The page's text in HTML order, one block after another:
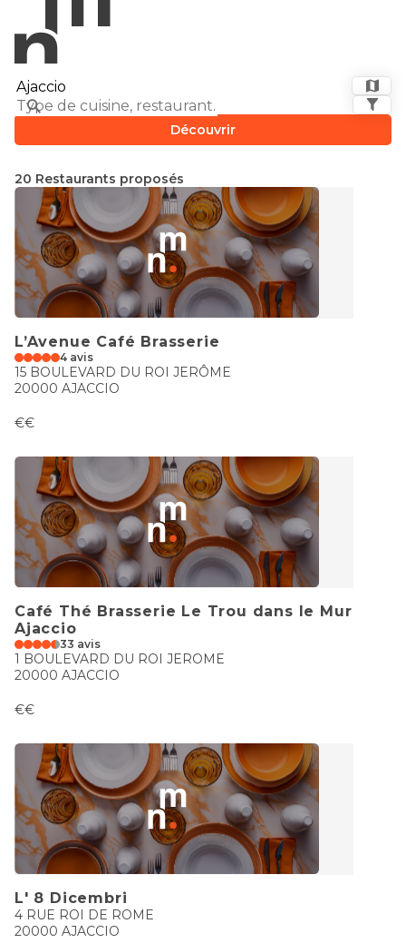
Découvrir
20 Restaurants proposés
L’Avenue Café Brasserie
4 avis
15 BOULEVARD DU ROI JERÔME
20000 AJACCIO
€€
Café Thé Brasserie Le Trou dans le Mur
Ajaccio
33 avis
1 BOULEVARD DU ROI JEROME
20000 AJACCIO
€€
L' 8 Dicembri
4 RUE ROI DE ROME
20000 AJACCIO